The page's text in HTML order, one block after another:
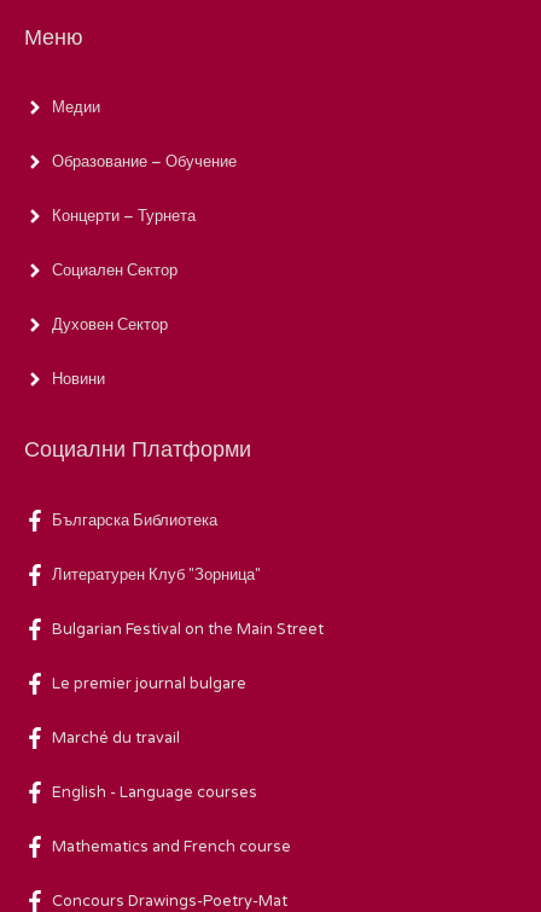
Меню
Медии
Образование – Обучение
Концерти – Турнета
Социален Сектор
Духовен Сектор
Новини
Социални Платформи
Българска Библиотека
Литературен Клуб "Зорница"
Bulgarian Festival on the Main Street
Le premier journal bulgare
Marché du travail
English - Language courses
Mathematics and French course
Concours Drawings-Poetry-Mat